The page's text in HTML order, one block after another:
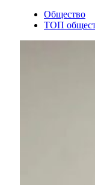
Общество
ТОП